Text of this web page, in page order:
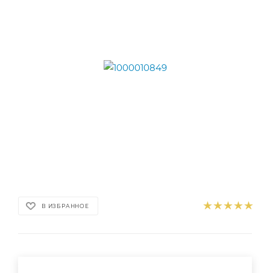
В ИЗБРАННОЕ